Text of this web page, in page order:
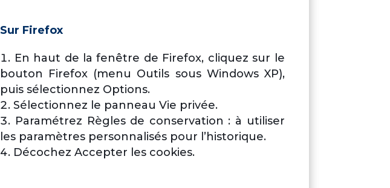
Sur Firefox
En haut de la fenêtre de Firefox, cliquez sur le
bouton Firefox (menu Outils sous Windows XP),
puis sélectionnez Options.
Sélectionnez le panneau Vie privée.
Paramétrez Règles de conservation : à utiliser
les paramètres personnalisés pour l’historique.
Décochez Accepter les cookies.